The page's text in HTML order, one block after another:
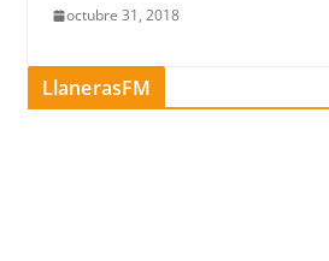
octubre 31, 2018
LlanerasFM